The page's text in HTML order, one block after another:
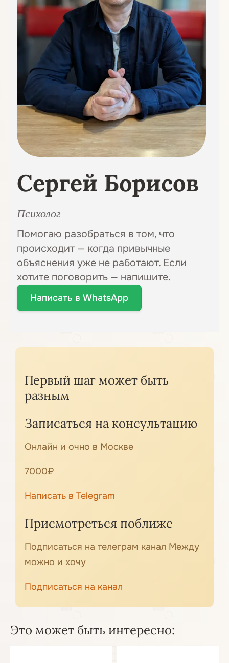
Сергей Борисов
Психолог
Помогаю разобраться в том, что
происходит — когда привычные
объяснения уже не работают. Если
хотите поговорить — напишите.
Написать в WhatsApp
Первый шаг может быть
разным
Записаться на консультацию
Онлайн и очно в Москве
7000₽
Написать в Telegram
Присмотреться поближе
Подписаться на телеграм канал Между
можно и хочу
Подписаться на канал
Это может быть интересно: